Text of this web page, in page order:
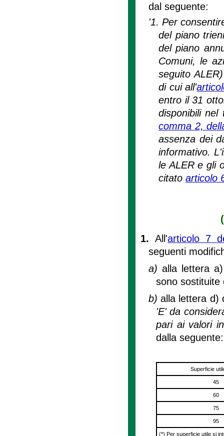
dal seguente:
'1. Per
del piano
del piano
Comuni, le
seguito
di cui all'
entro il 31
disponibili nel
comma 2,
assenza dei
informativo.
le ALER e gli
citato articolo
1. All'articolo 7
seguenti
a) alla lettera
sono
b) alla lettera d)
'E' da
pari ai valori
dalla seguente:
Superficie
45
60
75
95
(*) Per superficie utile si